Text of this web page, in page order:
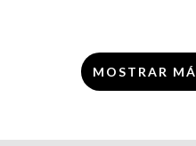
MOSTRAR